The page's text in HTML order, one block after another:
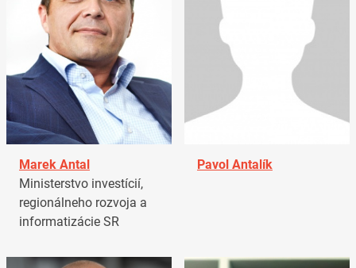
Marek Antal
Ministerstvo investícií,
regionálneho rozvoja a
informatizácie SR
Pavol Antalík